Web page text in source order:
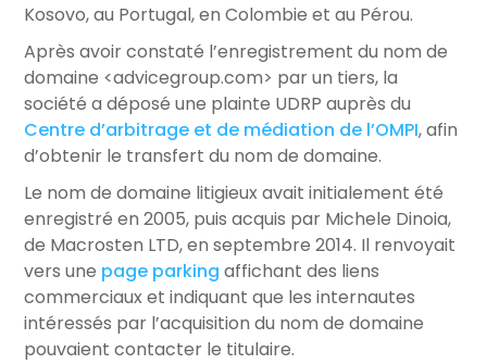
Kosovo, au Portugal, en Colombie et au Pérou.
Après avoir constaté l’enregistrement du nom de
domaine <advicegroup.com> par un tiers, la
société a déposé une plainte UDRP auprès du
Centre d’arbitrage et de médiation de l’OMPI, afin
d’obtenir le transfert du nom de domaine.
Le nom de domaine litigieux avait initialement été
enregistré en 2005, puis acquis par Michele Dinoia,
de Macrosten LTD, en septembre 2014. Il renvoyait
vers une page parking affichant des liens
commerciaux et indiquant que les internautes
intéressés par l’acquisition du nom de domaine
pouvaient contacter le titulaire.